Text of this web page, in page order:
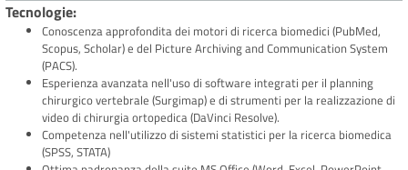
Tecnologie
Conoscenza approfondita dei motori di ricerca biomedici (PubMed,
Scopus, Scholar) e del Picture Archiving and Communication System
(PACS).
Esperienza avanzata nell'uso di software integrati per il planning
chirurgico vertebrale (Surgimap) e di strumenti per la realizzazione di
video di chirurgia ortopedica (DaVinci Resolve).
Competenza nell'utilizzo di sistemi statistici per la ricerca biomedica
(SPSS, STATA)